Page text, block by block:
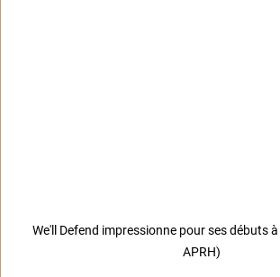
We'll Defend impressionne pour ses débuts
APRH)